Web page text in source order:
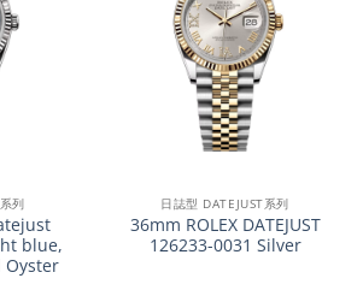
列
blue,
日誌型 DATEJUST系列
36mm ROLEX DATEJUST
126233-0031 Silver